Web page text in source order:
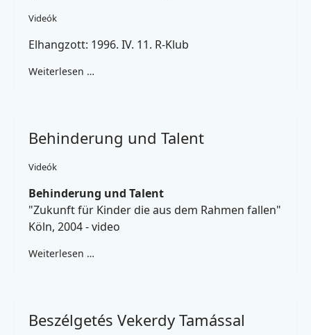
Videók
Elhangzott: 1996. IV. 11. R-Klub
Weiterlesen …
Behinderung und Talent
Videók
Behinderung und Talent
"Zukunft für Kinder die aus dem Rahmen fallen"
Köln, 2004 - video
Weiterlesen …
Beszélgetés Vekerdy Tamással